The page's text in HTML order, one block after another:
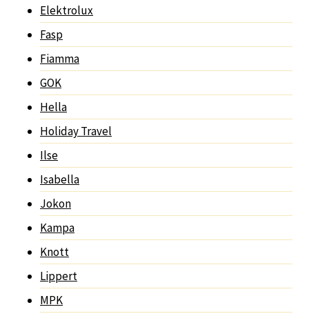
Elektrolux
Fasp
Fiamma
GOK
Hella
Holiday Travel
Ilse
Isabella
Jokon
Kampa
Knott
Lippert
MPK